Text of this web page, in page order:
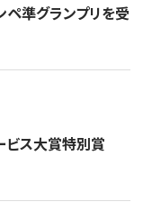
準グランプリを受
ビス大賞特別賞